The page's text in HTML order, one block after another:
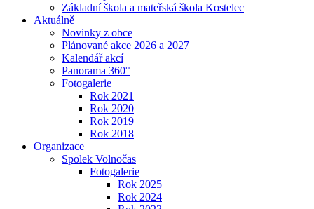
Základní škola a mateřská škola Kostelec
Aktuálně
Novinky z obce
Plánované akce 2026 a 2027
Kalendář akcí
Panorama 360°
Fotogalerie
Rok 2021
Rok 2020
Rok 2019
Rok 2018
Organizace
Spolek Volnočas
Fotogalerie
Rok 2025
Rok 2024